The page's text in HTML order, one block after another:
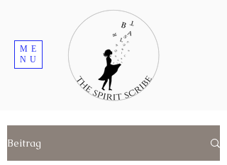
ME
NU
Beitrag